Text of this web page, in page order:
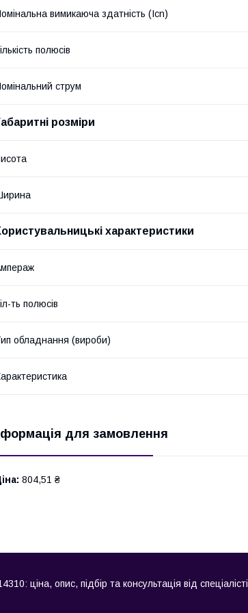
вимикаюча здатність (Icn)
полюсів
струм
розміри
характеристики
ть полюсів
обладнання (вироби)
для замовлення
804,51 ₴
ціна, опис, підбір та консультація від